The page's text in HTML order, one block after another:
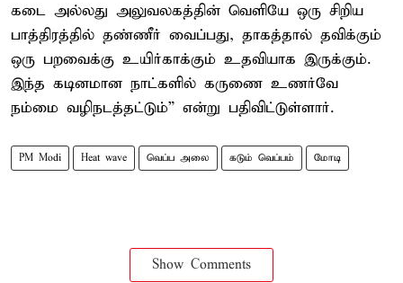
கடை அல்லது அலுவலகத்தின் வெளியே ஒரு சிறிய
பாத்திரத்தில் தண்ணீர் வைப்பது, தாகத்தால் தவிக்கும்
ஒரு பறவைக்கு உயிர்காக்கும் உதவியாக இருக்கும்.
இந்த கடினமான நாட்களில் கருணை உணர்வே
நம்மை வழிநடத்தட்டும்” என்று பதிவிட்டுள்ளார்.
PM Modi Heat wave வெப்ப அலை கடும் வெப்பம் மோடி
Show Comments